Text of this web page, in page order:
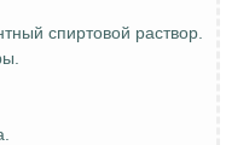
спиртовой раствор.